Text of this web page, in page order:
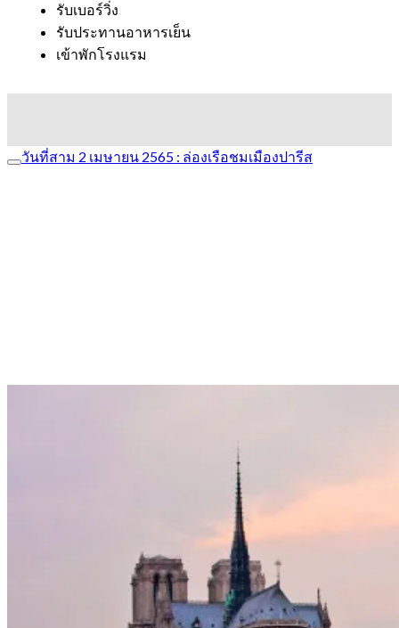
รับเบอร์วิ่ง
รับประทานอาหารเย็น
เข้าพักโรงแรม
วันที่สาม 2 เมษายน 2565 : ล่องเรือชมเมืองปารีส